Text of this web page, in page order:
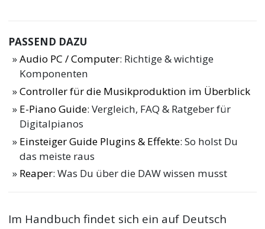
PASSEND DAZU
Audio PC / Computer: Richtige & wichtige
Komponenten
Controller für die Musikproduktion im Überblick
E-Piano Guide: Vergleich, FAQ & Ratgeber für
Digitalpianos
Einsteiger Guide Plugins & Effekte: So holst Du
das meiste raus
Reaper: Was Du über die DAW wissen musst
Im Handbuch findet sich ein auf Deutsch